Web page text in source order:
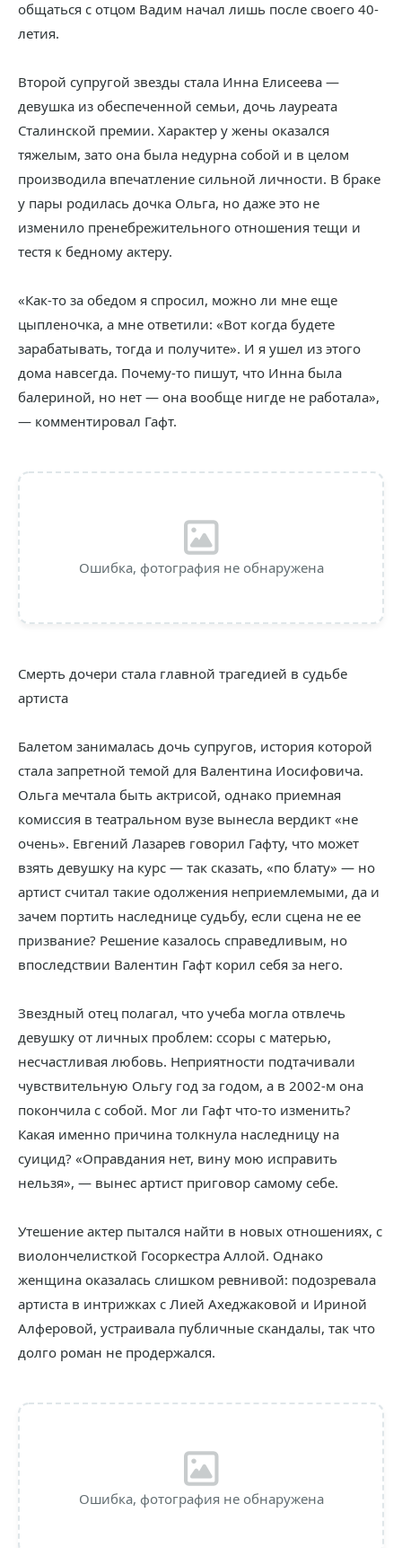
общаться с отцом Вадим начал лишь после своего 40-
летия.
Второй супругой звезды стала Инна Елисеева —
девушка из обеспеченной семьи, дочь лауреата
Сталинской премии. Характер у жены оказался
тяжелым, зато она была недурна собой и в целом
производила впечатление сильной личности. В браке
у пары родилась дочка Ольга, но даже это не
изменило пренебрежительного отношения тещи и
тестя к бедному актеру.
«Как-то за обедом я спросил, можно ли мне еще
цыпленочка, а мне ответили: «Вот когда будете
зарабатывать, тогда и получите». И я ушел из этого
дома навсегда. Почему-то пишут, что Инна была
балериной, но нет — она вообще нигде не работала»,
— комментировал Гафт.
Ошибка, фотография не обнаружена
Смерть дочери стала главной трагедией в судьбе
артиста
Балетом занималась дочь супругов, история которой
стала запретной темой для Валентина Иосифовича.
Ольга мечтала быть актрисой, однако приемная
комиссия в театральном вузе вынесла вердикт «не
очень». Евгений Лазарев говорил Гафту, что может
взять девушку на курс — так сказать, «по блату» — но
артист считал такие одолжения неприемлемыми, да и
зачем портить наследнице судьбу, если сцена не ее
призвание? Решение казалось справедливым, но
впоследствии Валентин Гафт корил себя за него.
Звездный отец полагал, что учеба могла отвлечь
девушку от личных проблем: ссоры с матерью,
несчастливая любовь. Неприятности подтачивали
чувствительную Ольгу год за годом, а в 2002-м она
покончила с собой. Мог ли Гафт что-то изменить?
Какая именно причина толкнула наследницу на
суицид? «Оправдания нет, вину мою исправить
нельзя», — вынес артист приговор самому себе.
Утешение актер пытался найти в новых отношениях, с
виолончелисткой Госоркестра Аллой. Однако
женщина оказалась слишком ревнивой: подозревала
артиста в интрижках с Лией Ахеджаковой и Ириной
Алферовой, устраивала публичные скандалы, так что
долго роман не продержался.
Ошибка, фотография не обнаружена